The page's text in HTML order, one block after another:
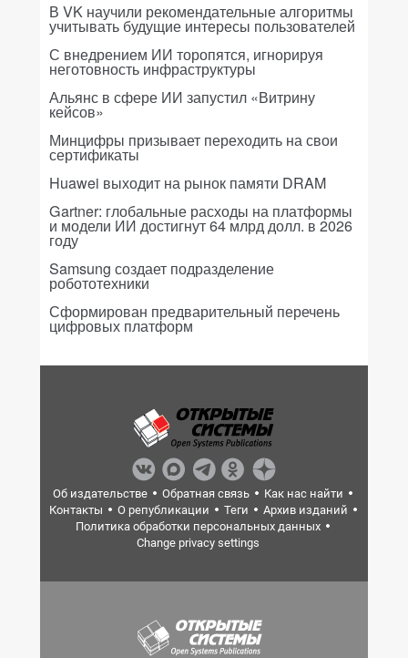
В VK научили рекомендательные алгоритмы
учитывать будущие интересы пользователей
С внедрением ИИ торопятся, игнорируя
неготовность инфраструктуры
Альянс в сфере ИИ запустил «Витрину
кейсов»
Минцифры призывает переходить на свои
сертификаты
Huawei выходит на рынок памяти DRAM
Gartner: глобальные расходы на платформы
и модели ИИ достигнут 64 млрд долл. в 2026
году
Samsung создает подразделение
робототехники
Сформирован предварительный перечень
цифровых платформ
Об издательстве Обратная связь
Как нас найти
Контакты
О републикации Теги
Архив изданий
Политика обработки персональных данных
Change privacy settings